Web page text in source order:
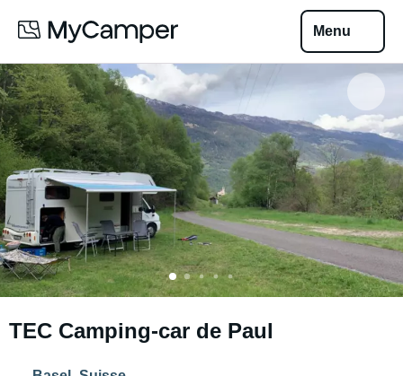
Menu
TEC Camping-car de Paul